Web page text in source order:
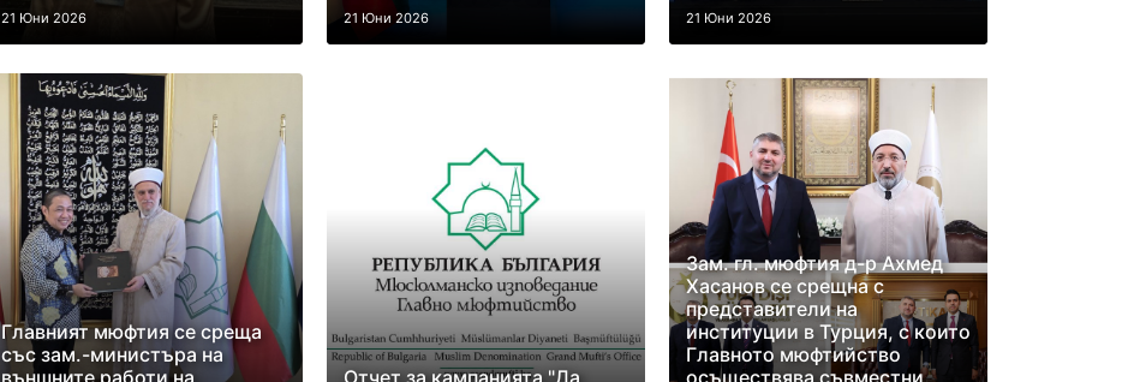
21 Юни 2026 21 Юни 2026 21 Юни 2026
Главният мюфтия се среща
със зам.-министъра на
външните работи на
Отчет за кампанията "Да
Зам. гл. мюфтия д-р Ахмед
Хасанов се срещна с
представители на
институции в Турция, с които
Главното мюфтийство
осъществява съвместни